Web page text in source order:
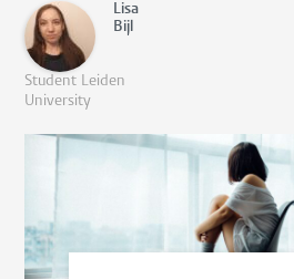
Lisa
Bijl
Student Leiden
University